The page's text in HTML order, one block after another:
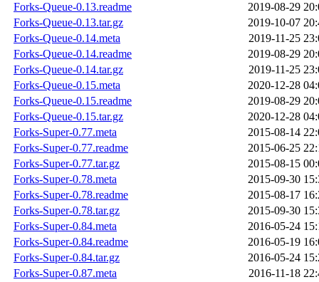
Forks-Queue-0.13.readme
2019-08-29
Forks-Queue-0.13.tar.gz
2019-10-07
Forks-Queue-0.14.meta
2019-11-25
Forks-Queue-0.14.readme
2019-08-29
Forks-Queue-0.14.tar.gz
2019-11-25
Forks-Queue-0.15.meta
2020-12-28
Forks-Queue-0.15.readme
2019-08-29
Forks-Queue-0.15.tar.gz
2020-12-28
Forks-Super-0.77.meta
2015-08-14
Forks-Super-0.77.readme
2015-06-25
Forks-Super-0.77.tar.gz
2015-08-15
Forks-Super-0.78.meta
2015-09-30
Forks-Super-0.78.readme
2015-08-17
Forks-Super-0.78.tar.gz
2015-09-30
Forks-Super-0.84.meta
2016-05-24
Forks-Super-0.84.readme
2016-05-19
Forks-Super-0.84.tar.gz
2016-05-24
Forks-Super-0.87.meta
2016-11-18